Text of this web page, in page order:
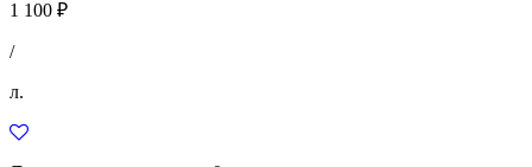
1 100 ₽
/
л.